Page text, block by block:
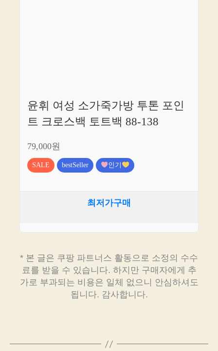
윤휘 여성 소가죽가방 투톤 포인
트 크로스백 토트백 88-138
79,000원
SALE bestSeller 인기
최저가구매
* 본 글은 쿠팡 파트너스 활동으로 소정의 수수
료를 받을 수 있습니다. 하지만 구매자에게 추
가로 부과되는 비용은 일체 없으니 안심하셔도
됩니다. 감사합니다.